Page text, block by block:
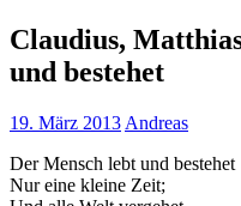
Claudius,
und bestehet
19. März 2013 Andreas
Der Mensch lebt und bestehet
Nur eine kleine Zeit;